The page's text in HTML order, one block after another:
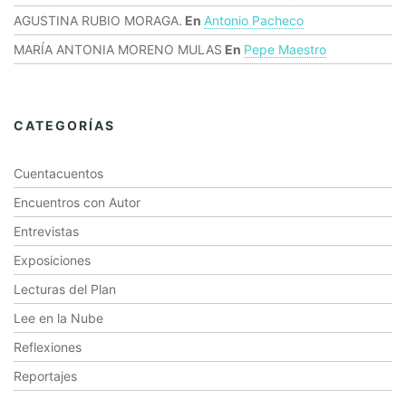
AGUSTINA RUBIO MORAGA. En Antonio Pacheco
MARÍA ANTONIA MORENO MULAS En Pepe Maestro
CATEGORÍAS
Cuentacuentos
Encuentros con Autor
Entrevistas
Exposiciones
Lecturas del Plan
Lee en la Nube
Reflexiones
Reportajes